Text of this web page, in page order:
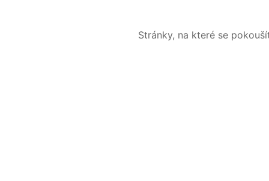
Stránky, na které se